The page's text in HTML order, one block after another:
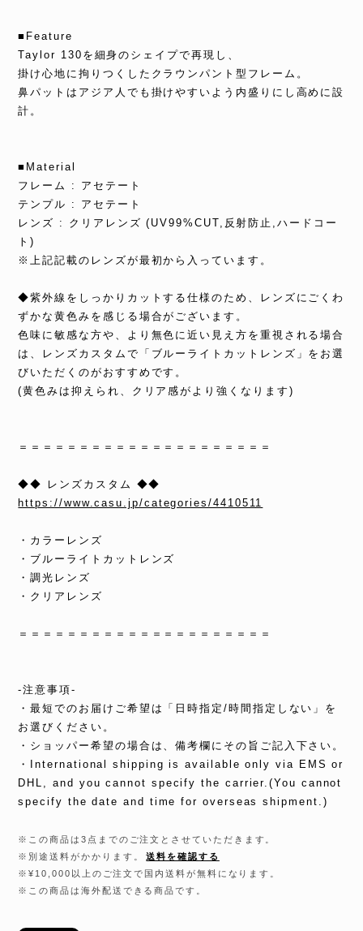
■Feature
Taylor 130を細身のシェイプで再現し、
掛け心地に拘りつくしたクラウンパント型フレーム。
鼻パットはアジア人でも掛けやすいよう内盛りにし高めに設
計。
■Material
フレーム : アセテート
テンプル : アセテート
レンズ : クリアレンズ (UV99%CUT,反射防止,ハードコー
ト)
※上記記載のレンズが最初から入っています。
◆紫外線をしっかりカットする仕様のため、レンズにごくわ
ずかな黄色みを感じる場合がございます。
色味に敏感な方や、より無色に近い見え方を重視される場合
は、レンズカスタムで「ブルーライトカットレンズ」をお選
びいただくのがおすすめです。
(黄色みは抑えられ、クリア感がより強くなります)
＝＝＝＝＝＝＝＝＝＝＝＝＝＝＝＝＝＝＝＝＝
◆◆ レンズカスタム ◆◆
https://www.casu.jp/categories/4410511
・カラーレンズ
・ブルーライトカットレンズ
・調光レンズ
・クリアレンズ
＝＝＝＝＝＝＝＝＝＝＝＝＝＝＝＝＝＝＝＝＝
-注意事項-
・最短でのお届けご希望は「日時指定/時間指定しない」を
お選びください。
・ショッパー希望の場合は、備考欄にその旨ご記入下さい。
・International shipping is available only via EMS or
DHL, and you cannot specify the carrier.(You cannot
specify the date and time for overseas shipment.)
※この商品は3点までのご注文とさせていただきます。
※別途送料がかかります。
送料を確認する
※¥10,000以上のご注文で国内送料が無料になります。
※この商品は海外配送できる商品です。